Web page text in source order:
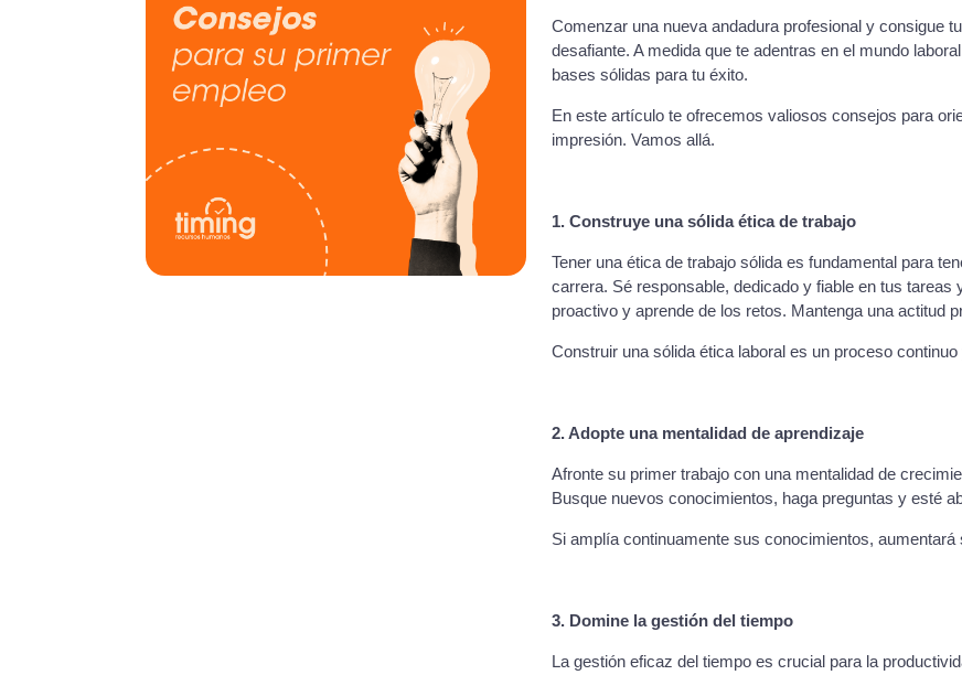
Comenzar una nueva andadura profesional y consigue
desafiante. A medida que te adentras en el mundo
bases sólidas para tu éxito.
En este artículo te ofrecemos valiosos consejos para
impresión. Vamos allá.
1. Construye una sólida ética de trabajo
Tener una ética de trabajo sólida es fundamental para
carrera. Sé responsable, dedicado y fiable en tus
proactivo y aprende de los retos. Mantenga una actitud
Construir una sólida ética laboral es un proceso
2. Adopte una mentalidad de aprendizaje
Afronte su primer trabajo con una mentalidad de
Busque nuevos conocimientos, haga preguntas y esté
Si amplía continuamente sus conocimientos,
3. Domine la gestión del tiempo
La gestión eficaz del tiempo es crucial para la